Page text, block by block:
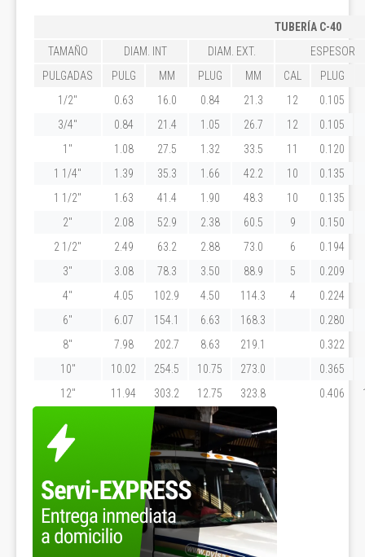
TUBERÍA C-40
TAMAÑO
DIAM. INT DIAM. EXT.
ESPESOR
PULGADAS
PULG MM PLUG MM CAL PLUG
1/2"
0.63 16.0 0.84 21.3 12
0.105
3/4"
0.84 21.4 1.05 26.7 12
0.105
1"
1.08 27.5 1.32 33.5 11
0.120
1 1/4"
1.39 35.3 1.66 42.2 10
0.135
1 1/2"
1.63 41.4 1.90 48.3 10
0.135
2"
2.08 52.9 2.38 60.5 9
0.150
2 1/2"
2.49 63.2 2.88 73.0 6
0.194
3"
3.08 78.3 3.50 88.9 5
0.209
4"
4.05 102.9 4.50 114.3 4
0.224
6"
6.07 154.1 6.63 168.3
0.280
8"
7.98 202.7 8.63 219.1
0.322
10"
10.02 254.5 10.75 273.0
0.365
12"
11.94 303.2 12.75 323.8 0.406